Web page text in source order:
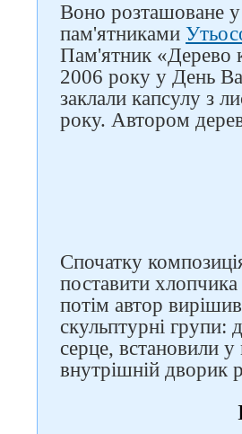
Воно розташоване у
пам'ятниками
Пам'ятник «Дерево
2006 року у День
заклали капсулу з
року. Автором
Спочатку
поставити
потім автор
скульптурні групи:
серце, встановили у
внутрішній дворик